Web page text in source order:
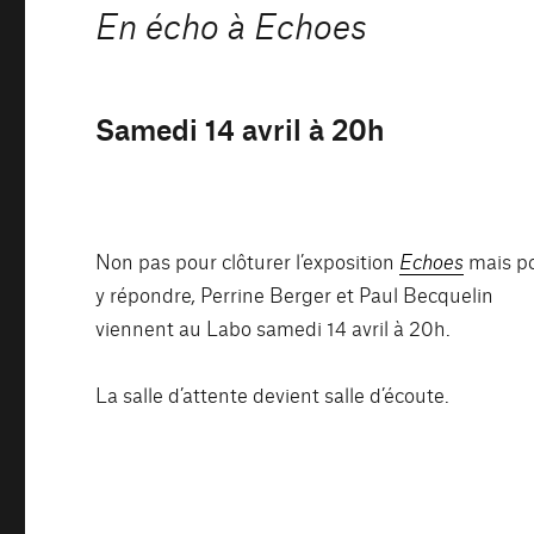
En écho à Echoes
Samedi 14 avril à 20h
Non pas pour clôturer l’exposition Echoes mais
y répondre, Perrine Berger et Paul Becquelin
viennent au Labo samedi 14 avril à 20h.
La salle d’attente devient salle d’écoute.